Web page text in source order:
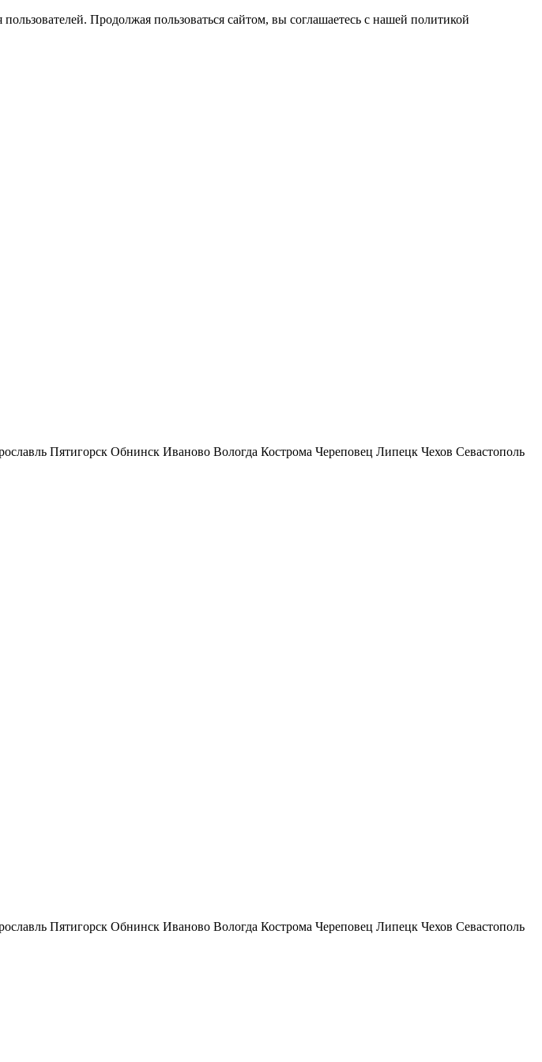
Продолжая пользоваться сайтом, вы соглашаетесь с нашей политикой
Пятигорск Обнинск Иваново Вологда Кострома Череповец Липецк Чехов Севастополь
Пятигорск Обнинск Иваново Вологда Кострома Череповец Липецк Чехов Севастополь